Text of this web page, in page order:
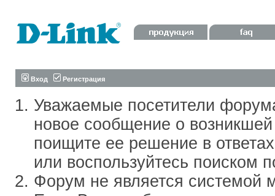
Вход Регистрация
Уважаемые посетители
новое сообщение о
поищите ее решение в
или воспользуйтесь поиском
Форум не является системой